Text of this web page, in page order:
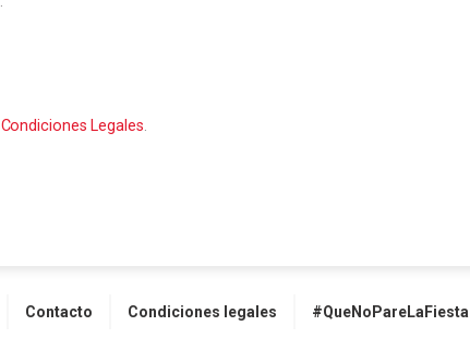
Condiciones Legales
Contacto Condiciones legales #QueNoPareLaFiesta